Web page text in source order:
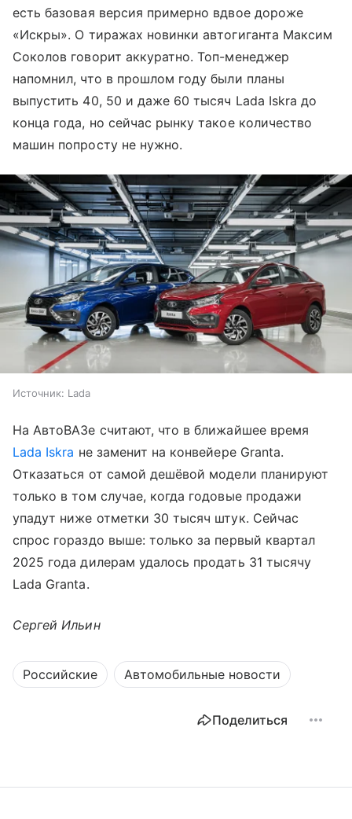
есть базовая версия примерно вдвое дороже
«Искры». О тиражах новинки автогиганта Максим
Соколов говорит аккуратно. Топ-менеджер
напомнил, что в прошлом году были планы
выпустить 40, 50 и даже 60 тысяч Lada Iskra до
конца года, но сейчас рынку такое количество
машин попросту не нужно.
Источник: Lada
На АвтоВАЗе считают, что в ближайшее время
Lada Iskra не заменит на конвейере Granta.
Отказаться от самой дешёвой модели планируют
только в том случае, когда годовые продажи
упадут ниже отметки 30 тысяч штук. Сейчас
спрос гораздо выше: только за первый квартал
2025 года дилерам удалось продать 31 тысячу
Lada Granta.
Сергей Ильин
Российские Автомобильные новости
Поделиться